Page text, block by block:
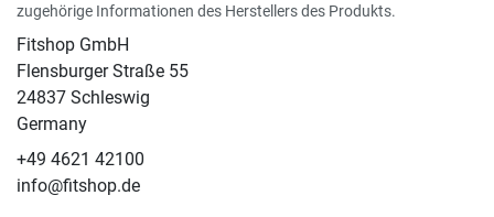
zugehörige Informationen des Herstellers des Produkts.
Fitshop GmbH
Flensburger Straße 55
24837 Schleswig
Germany
+49 4621 42100
info@fitshop.de